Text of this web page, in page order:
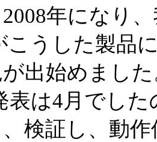
年になり
こうした製品
出始めまし
表は4月でし
検証し、動